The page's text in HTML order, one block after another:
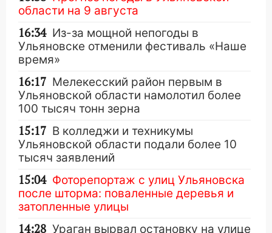
области на 9 августа
16:34 Из-за мощной непогоды в
Ульяновске отменили фестиваль «Наше
время»
16:17 Мелекесский район первым в
Ульяновской области намолотил более
100 тысяч тонн зерна
15:17 В колледжи и техникумы
Ульяновской области подали более 10
тысяч заявлений
15:04 Фоторепортаж с улиц Ульяновска
после шторма: поваленные деревья и
затопленные улицы
14:28 Ураган вырвал остановку на улице